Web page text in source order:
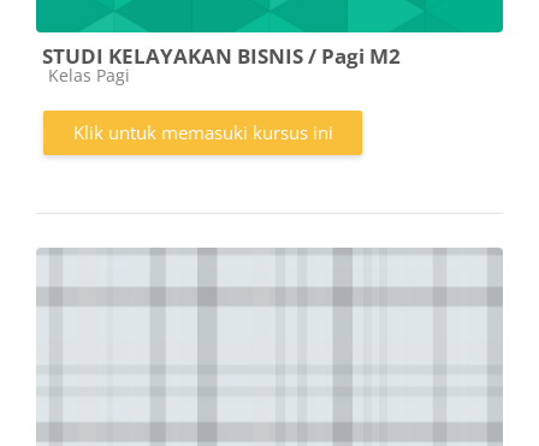
STUDI KELAYAKAN BISNIS / Pagi M2
Kategori kursus
Kelas Pagi
Klik untuk memasuki kursus ini